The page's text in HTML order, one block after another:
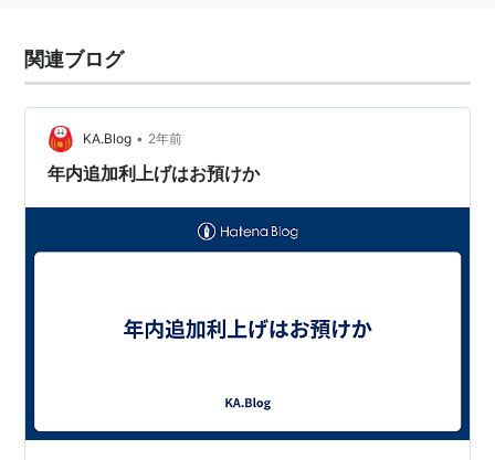
SBIホールディングス
2007年10月1日、クラビット株式会社からブロードメデ
ィア株式会社へ社名変更をした。
完全子会社に、 ブロードメディア・スタジオ
関連ブログ
KA.Blog • 2年前
年内追加利上げはお預けか